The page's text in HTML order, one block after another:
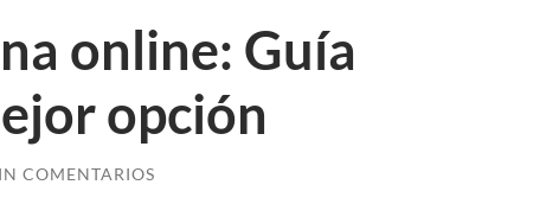
online: Guía
opción
COMENTARIOS